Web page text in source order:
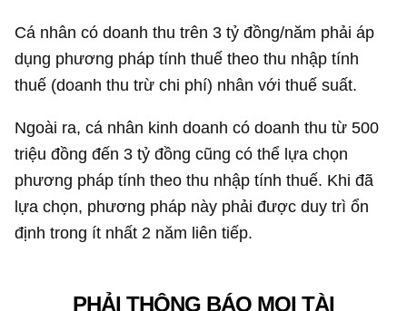
Cá nhân có doanh thu trên 3 tỷ đồng/năm phải áp
dụng phương pháp tính thuế theo thu nhập tính
thuế (doanh thu trừ chi phí) nhân với thuế suất.
Ngoài ra, cá nhân kinh doanh có doanh thu từ 500
triệu đồng đến 3 tỷ đồng cũng có thể lựa chọn
phương pháp tính theo thu nhập tính thuế. Khi đã
lựa chọn, phương pháp này phải được duy trì ổn
định trong ít nhất 2 năm liên tiếp.
PHẢI THÔNG BÁO MỌI TÀI